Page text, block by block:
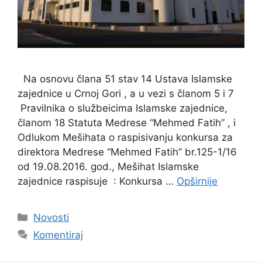
Na osnovu člana 51 stav 14 Ustava Islamske
zajednice u Crnoj Gori , a u vezi s članom 5 i 7
Pravilnika o službeicima Islamske zajednice,
članom 18 Statuta Medrese “Mehmed Fatih” , i
Odlukom Mešihata o raspisivanju konkursa za
direktora Medrese “Mehmed Fatih” br.125-1/16
od 19.08.2016. god., Mešihat Islamske
zajednice raspisuje : Konkursa … Opširnije
Kategorije
Novosti
Komentiraj